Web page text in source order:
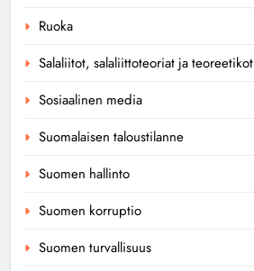
Ruoka
Salaliitot, salaliittoteoriat ja teoreetikot
Sosiaalinen media
Suomalaisen taloustilanne
Suomen hallinto
Suomen korruptio
Suomen turvallisuus